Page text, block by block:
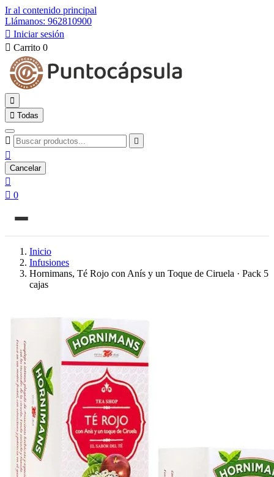
Ir al contenido principal
Llámanos: 962810900
 Iniciar sesión
 Carrito 0

 Todas
 

Cancelar

 0
Inicio
Infusiones
Hornimans, Té Rojo con Anís y un Toque de Ciruela · Pack 5
cajas